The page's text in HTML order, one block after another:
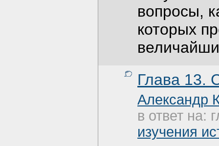
вопросы,
которых
Глава 13.
Александр
в ответ на:
изучения